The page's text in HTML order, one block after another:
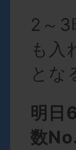
2～3
も入
とな
明日
数